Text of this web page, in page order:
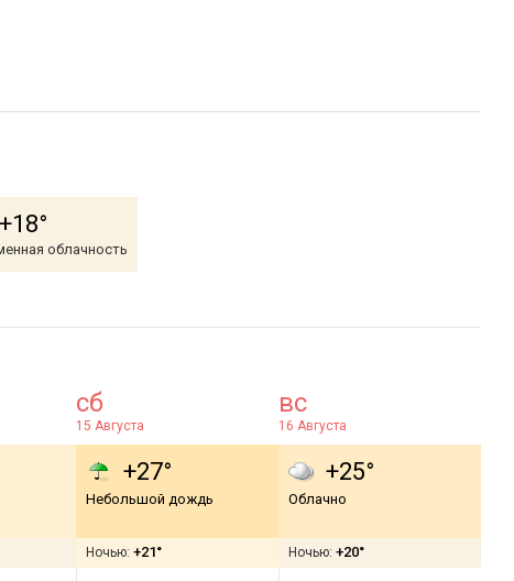
+18°
облачность
сб
15 Августа
+27°
Небольшой дождь
Ночью: +21°
вс
16 Августа
+25°
Облачно
Ночью: +20°